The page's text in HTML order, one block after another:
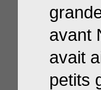
avant
avait
petits